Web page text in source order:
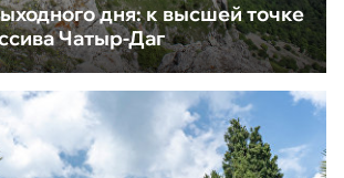
дня: к высшей точке
Чатыр-Даг